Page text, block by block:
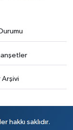
Arşivi
saklıdır.